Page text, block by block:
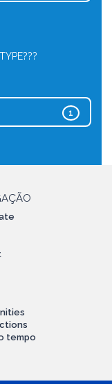
1
tempo